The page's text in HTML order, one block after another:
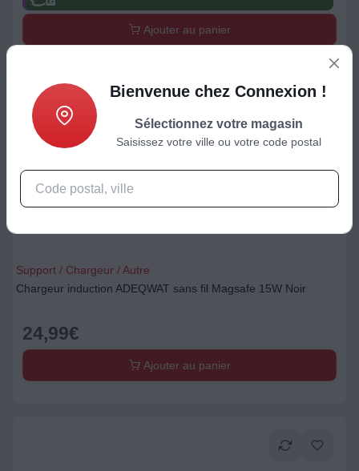
Ajouter au panier
Support / Chargeur / Autre
Chargeur induction ADEQWAT sans fil Magsafe 15W Noir
24,99€
Ajouter au panier
Bienvenue chez Connexion !
Sélectionnez votre magasin
Saisissez votre ville ou votre code postal